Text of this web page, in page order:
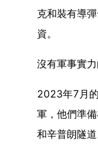
克和裝有導
資。
沒有軍事實力
2023年7月
軍，他們準
和辛普朗隧